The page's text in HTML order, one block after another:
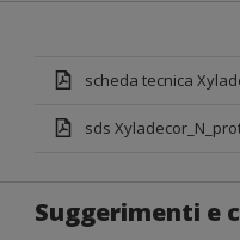
scheda tecnica
sds
Suggerimenti e